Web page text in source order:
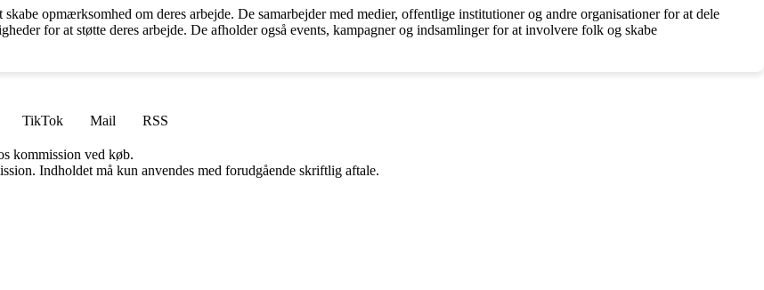
opmærksomhed om deres arbejde. De samarbejder med medier, offentlige institutioner og andre organisationer for at dele
for at støtte deres arbejde. De afholder også events, kampagner og indsamlinger for at involvere folk og skabe
TikTok Mail
RSS
kommission ved køb.
Indholdet må kun anvendes med forudgående skriftlig aftale.